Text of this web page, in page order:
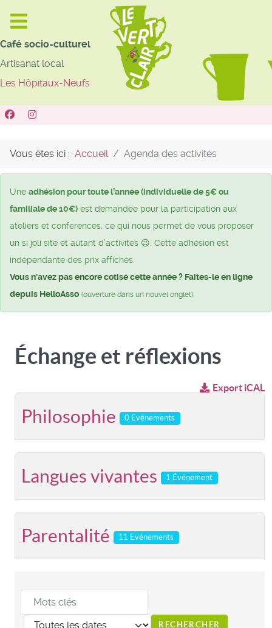
Café socio-culturel
Artisanat local
Les Hôpitaux-Neufs
Vous êtes ici : Accueil Agenda des activités
Une adhésion pour toute l’année (individuelle de 5€ ou
familiale de 10€) est demandée pour la participation aux
ateliers et conférences, ce qui nous permet de vous proposer
un si joli site et autant d’activités 😉. Cette adhésion est
indépendante des prix affichés.
Vous n'avez pas encore cotisé cette année ? Faites-le en ligne
depuis HelloAsso (ouverture dans un nouvel onglet)
Échange et réflexions
Export iCAL
Philosophie 0 Evénements
Langues vivantes 1 Événement
Parentalité 11 Evénements